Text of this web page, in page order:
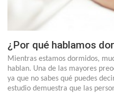
¿Por qué hablamos
Mientras estamos dormidos,
hablan. Una de las mayores
ya que no sabes qué puedes
estudio demuestra que las